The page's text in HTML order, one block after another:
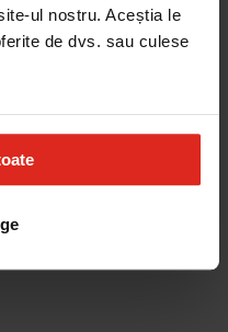
ul nostru. Aceștia le
de dvs. sau culese